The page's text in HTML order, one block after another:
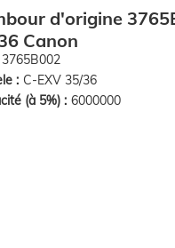
d'origine
Canon
3765B002
: C-EXV 35/36
(à 5%) : 6000000